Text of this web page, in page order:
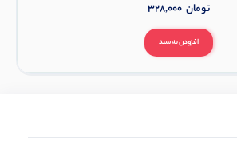
افزودن به سبد
328,000 تومان